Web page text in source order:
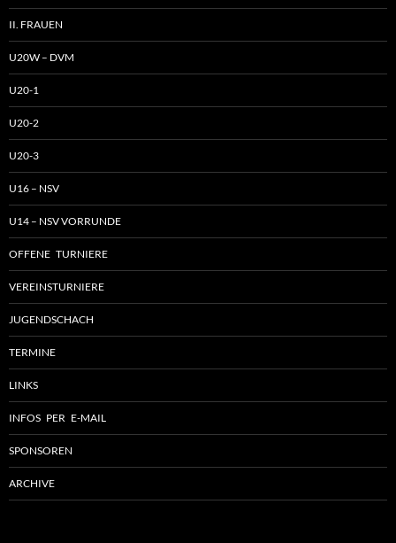
II. FRAUEN
U20W – DVM
U20-1
U20-2
U20-3
U16 – NSV
U14 – NSV VORRUNDE
OFFENE TURNIERE
VEREINSTURNIERE
JUGENDSCHACH
TERMINE
LINKS
INFOS PER E-MAIL
SPONSOREN
ARCHIVE